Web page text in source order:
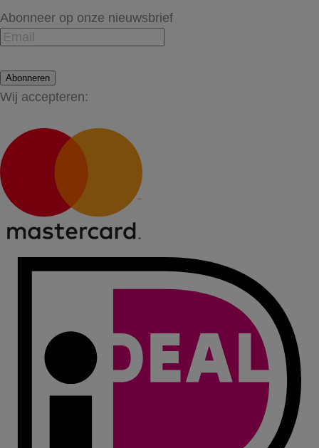
Abonneer op onze nieuwsbrief
Abonneren
Wij accepteren: